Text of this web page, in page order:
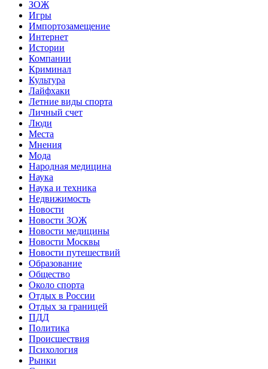
ЗОЖ
Игры
Импортозамещение
Интернет
Истории
Компании
Криминал
Культура
Лайфхаки
Летние виды спорта
Личный счет
Люди
Места
Мнения
Мода
Народная медицина
Наука
Наука и техника
Недвижимость
Новости
Новости ЗОЖ
Новости медицины
Новости Москвы
Новости путешествий
Образование
Общество
Около спорта
Отдых в России
Отдых за границей
ПДД
Политика
Происшествия
Психология
Рынки